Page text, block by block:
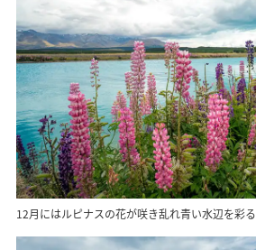
12月にはルピナスの花が咲き乱れ青い水辺を彩る